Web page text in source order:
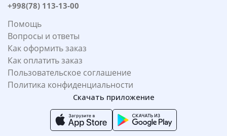
+998(78) 113-13-00
Помощь
Вопросы и ответы
Как оформить заказ
Как оплатить заказ
Пользовательское соглашение
Политика конфиденциальности
Скачать приложение